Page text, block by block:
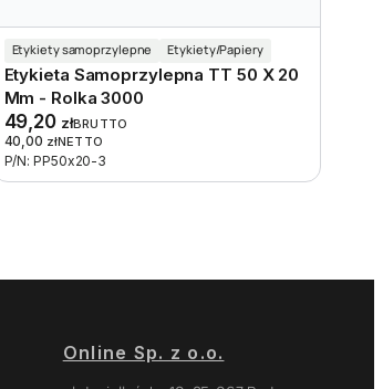
Etykiety samoprzylepne Etykiety/Papiery
Etykieta Samoprzylepna TT 50 X 20
Mm - Rolka 3000
49,20 złBRUTTO
40,00 złNETTO
P/N: PP50x20-3
Online Sp. z o.o.